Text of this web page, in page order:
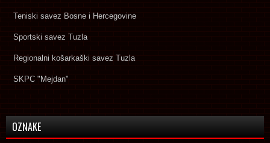
Teniski savez Bosne i Hercegovine
Sportski savez Tuzla
Regionalni košarkaški savez Tuzla
SKPC "Mejdan"
OZNAKE